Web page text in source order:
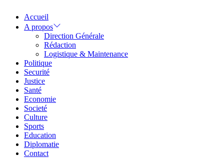
Accueil
A propos
Direction Générale
Rédaction
Logistique & Maintenance
Politique
Securité
Justice
Santé
Economie
Societé
Culture
Sports
Education
Diplomatie
Contact